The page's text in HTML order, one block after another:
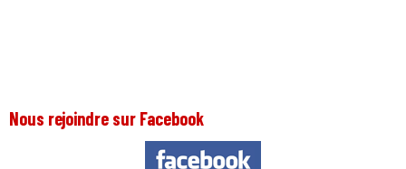
Nous rejoindre sur Facebook